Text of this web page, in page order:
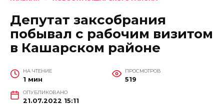
Депутат заксобрания
побывал с рабочим визитом
в Кашарском районе
НА ЧТЕНИЕ
1 мин
ПРОСМОТРОВ
519
ОПУБЛИКОВАНО
21.07.2022 15:11